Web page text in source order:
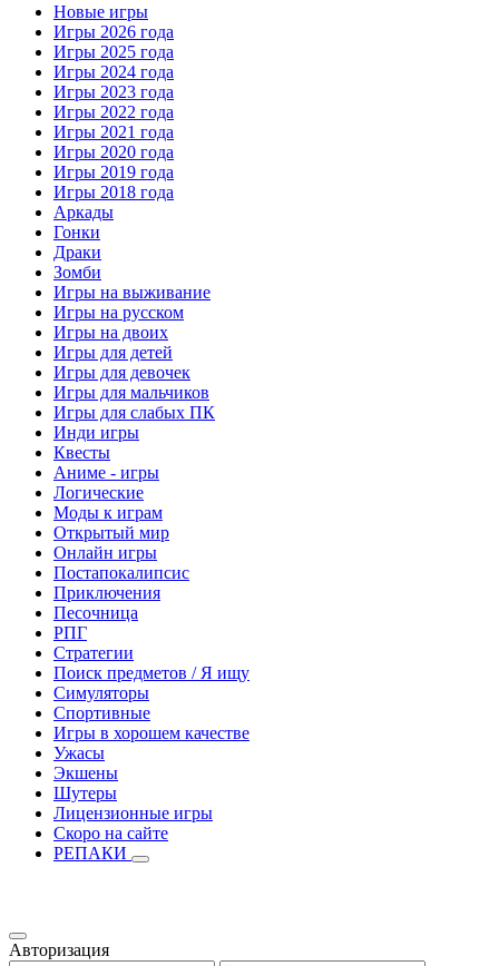
Новые игры
Игры 2026 года
Игры 2025 года
Игры 2024 года
Игры 2023 года
Игры 2022 года
Игры 2021 года
Игры 2020 года
Игры 2019 года
Игры 2018 года
Аркады
Гонки
Драки
Зомби
Игры на выживание
Игры на русском
Игры на двоих
Игры для детей
Игры для девочек
Игры для мальчиков
Игры для слабых ПК
Инди игры
Квесты
Аниме - игры
Логические
Моды к играм
Открытый мир
Онлайн игры
Постапокалипсис
Приключения
Песочница
РПГ
Стратегии
Поиск предметов / Я ищу
Симуляторы
Спортивные
Игры в хорошем качестве
Ужасы
Экшены
Шутеры
Лицензионные игры
Скоро на сайте
РЕПАКИ
Авторизация